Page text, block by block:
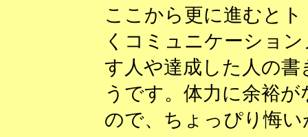
ここから更に進むと
くコミュニケーショ
す人や達成した人の
うです。体力に余裕
ので、ちょっぴり悔